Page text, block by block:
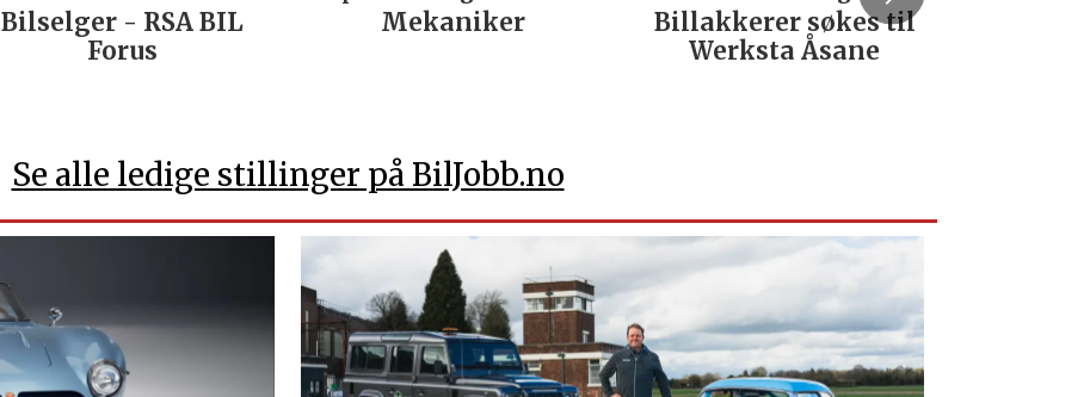
Bilselger - RSA BIL
Forus
Mekaniker
Billakkerer søkes til
Werksta Åsane
Se alle ledige stillinger på BilJobb.no